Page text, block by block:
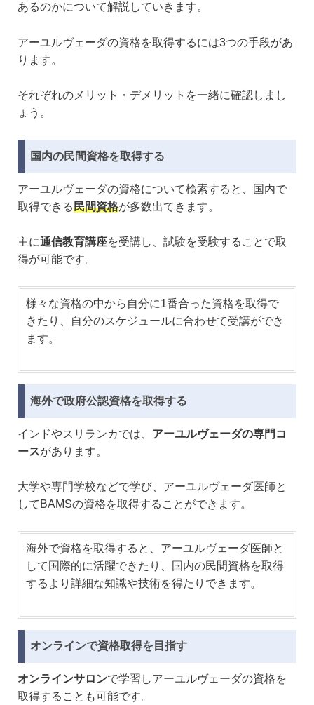
あるのかについて解説していきます。
アーユルヴェーダの資格を取得するには3つの手段があ
ります。
それぞれのメリット・デメリットを一緒に確認しまし
ょう。
国内の民間資格を取得する
アーユルヴェーダの資格について検索すると、国内で
取得できる民間資格が多数出てきます。
主に通信教育講座を受講し、試験を受験することで取
得が可能です。
様々な資格の中から自分に1番合った資格を取得で
きたり、自分のスケジュールに合わせて受講ができ
ます。
海外で政府公認資格を取得する
インドやスリランカでは、 アーユルヴェーダの専門コ
ースがあります。
大学や専門学校などで学び、アーユルヴェーダ医師と
してBAMSの資格を取得することができます。
海外で資格を取得すると、アーユルヴェーダ医師と
して国際的に活躍できたり、国内の民間資格を取得
するより詳細な知識や技術を得たりできます。
オンラインで資格取得を目指す
オンラインサロンで学習しアーユルヴェーダの資格を
取得することも可能です。